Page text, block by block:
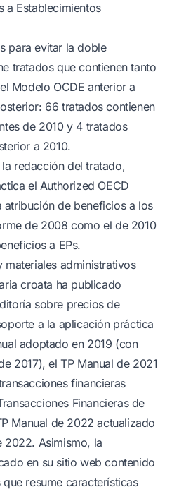
a Establecimientos
para evitar la doble
tratados que contienen tanto
Modelo OCDE anterior a
66 tratados contienen
de 2010 y 4 tratados
a 2010.
redacción del tratado,
el Authorized OECD
atribución de beneficios a los
de 2008 como el de 2010
a EPs.
materiales administrativos
croata ha publicado
sobre precios de
a la aplicación práctica
adoptado en 2019 (con
2017), el TP Manual de 2021
financieras
Financieras de
Manual de 2022 actualizado
2022. Asimismo, la
en su sitio web contenido
resume características